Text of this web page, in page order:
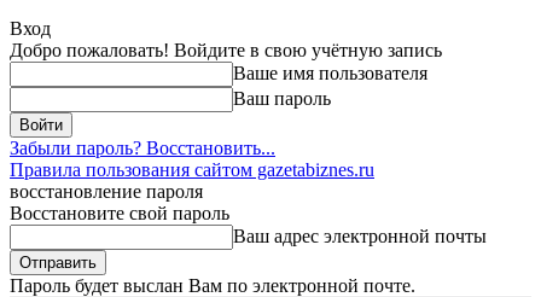
Вход
Добро пожаловать! Войдите в свою учётную запись
Ваше имя пользователя
Ваш пароль
Забыли пароль? Восстановить...
Правила пользования сайтом gazetabiznes.ru
восстановление пароля
Восстановите свой пароль
Ваш адрес электронной почты
Пароль будет выслан Вам по электронной почте.